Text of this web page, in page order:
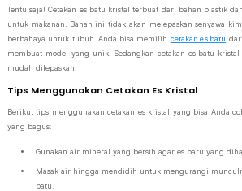
Tentu saja! Cetakan es batu kristal terbuat dari bahan plastik
untuk makanan. Bahan ini tidak akan melepaskan senyawa
berbahaya untuk tubuh. Anda bisa memilih cetakan es batu
membuat model yang unik. Sedangkan cetakan es batu
mudah dilepaskan.
Tips Menggunakan Cetakan Es Kristal
Berikut tips menggunakan cetakan es kristal yang bisa Anda
yang bagus:
Gunakan air mineral yang bersih agar es baru yang
Masak air hingga mendidih untuk mengurangi
batu.